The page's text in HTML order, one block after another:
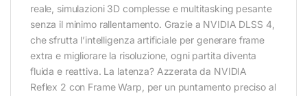
reale, simulazioni 3D complesse e multitasking pesante
senza il minimo rallentamento. Grazie a NVIDIA DLSS 4,
che sfrutta l’intelligenza artificiale per generare frame
extra e migliorare la risoluzione, ogni partita diventa
fluida e reattiva. La latenza? Azzerata da NVIDIA
Reflex 2 con Frame Warp, per un puntamento preciso al